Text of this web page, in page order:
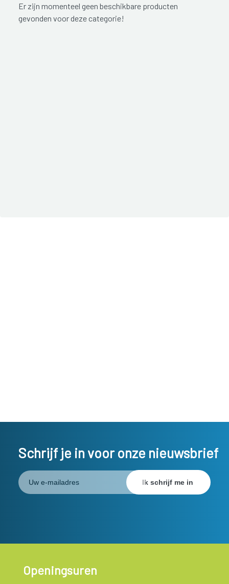
Er zijn momenteel geen beschikbare producten
gevonden voor deze categorie!
Schrijf je in voor onze nieuwsbrief
Openingsuren